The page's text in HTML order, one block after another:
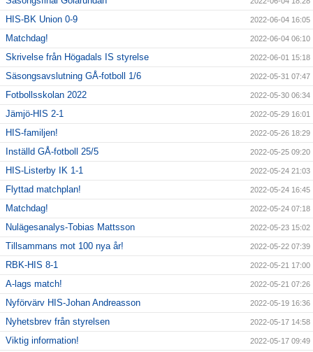
HIS-BK Union 0-9 2022-06-04 16:05
Matchdag! 2022-06-04 06:10
Skrivelse från Högadals IS styrelse 2022-06-01 15:18
Säsongsavslutning GÅ-fotboll 1/6 2022-05-31 07:47
Fotbollsskolan 2022 2022-05-30 06:34
Jämjö-HIS 2-1 2022-05-29 16:01
HIS-familjen! 2022-05-26 18:29
Inställd GÅ-fotboll 25/5 2022-05-25 09:20
HIS-Listerby IK 1-1 2022-05-24 21:03
Flyttad matchplan! 2022-05-24 16:45
Matchdag! 2022-05-24 07:18
Nulägesanalys-Tobias Mattsson 2022-05-23 15:02
Tillsammans mot 100 nya år! 2022-05-22 07:39
RBK-HIS 8-1 2022-05-21 17:00
A-lags match! 2022-05-21 07:26
Nyförvärv HIS-Johan Andreasson 2022-05-19 16:36
Nyhetsbrev från styrelsen 2022-05-17 14:58
Viktig information! 2022-05-17 09:49